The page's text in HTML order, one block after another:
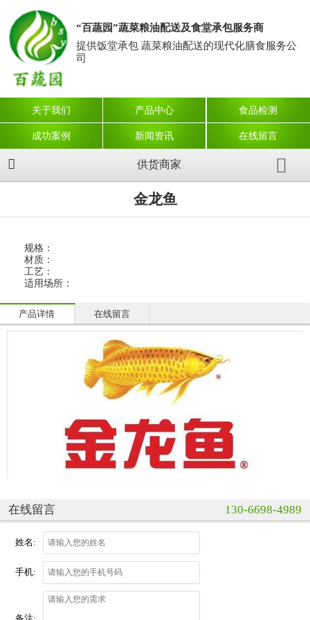
“百蔬园”蔬菜粮油配送及食堂承包服务商
提供饭堂承包 蔬菜粮油配送的现代化膳食服务公
司
关于我们 产品中心 食品检测
成功案例 新闻资讯 在线留言
供货商家
金龙鱼
规格：
材质：
工艺：
适用场所：
产品详情 在线留言
在线留言 130-6698-4989
姓名:
手机: